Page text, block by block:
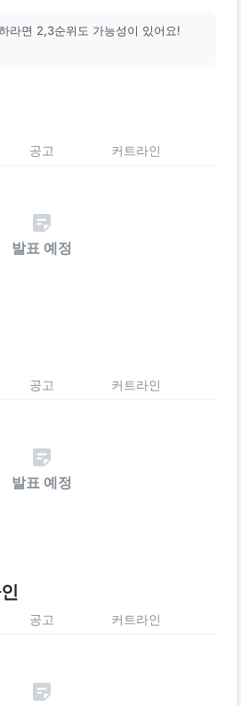
라면 2,3순위도 가능성이 있어요!
공고 커트라인
발표 예정
공고 커트라인
발표 예정
공고 커트라인